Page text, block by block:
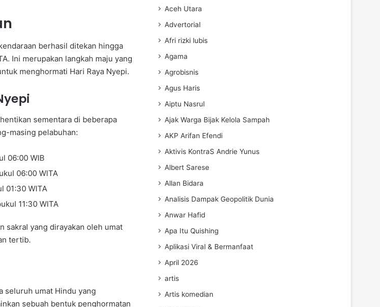
berhasil ditekan hingga
Ini merupakan langkah maju yang
menghormati Hari Raya Nyepi.
sementara di beberapa
masing pelabuhan:
06:00 WIB
06:00 WITA
01:30 WITA
11:30 WITA
sakral yang dirayakan oleh umat
tertib.
seluruh umat Hindu yang
sebuah bentuk penghormatan
Aceh Utara
Advertorial
Afri rizki lubis
Agama
Agrobisnis
Agus Haris
Aiptu Nasrul
Ajak Warga Bijak Kelola Sampah
AKP Arifan Efendi
Aktivis KontraS Andrie Yunus
Albert Sarese
Allan Bidara
Analisis Dampak Geopolitik Dunia
Anwar Hafid
Apa Itu Quishing
Aplikasi Viral & Bermanfaat
April 2026
artis
Artis komedian